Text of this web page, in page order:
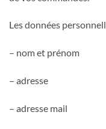
Les données
– nom et prénom
– adresse
– adresse mail